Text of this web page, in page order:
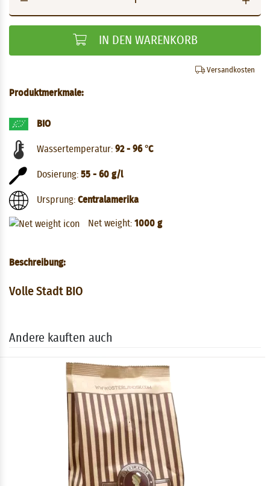
IN DEN WARENKORB
Versandkosten
Produktmerkmale:
BIO
Wassertemperatur: 92 - 96 °C
Dosierung: 55 - 60 g/l
Ursprung: Centralamerika
Net weight: 1000 g
Beschreibung:
Volle Stadt BIO
Andere kauften auch